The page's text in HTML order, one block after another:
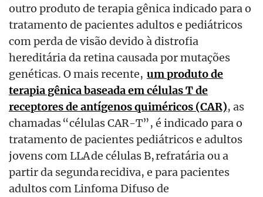
outro produto de terapia gênica indicado para o
tratamento de pacientes adultos e pediátricos
com perda de visão devido à distrofia
hereditária da retina causada por mutações
genéticas. O mais recente, um produto de
terapia gênica baseada em células T de
receptores de antígenos quiméricos (CAR), as
chamadas “células CAR-T”, é indicado para o
tratamento de pacientes pediátricos e adultos
jovens com LLA de células B, refratária ou a
partir da segunda recidiva, e para pacientes
adultos com Linfoma Difuso de